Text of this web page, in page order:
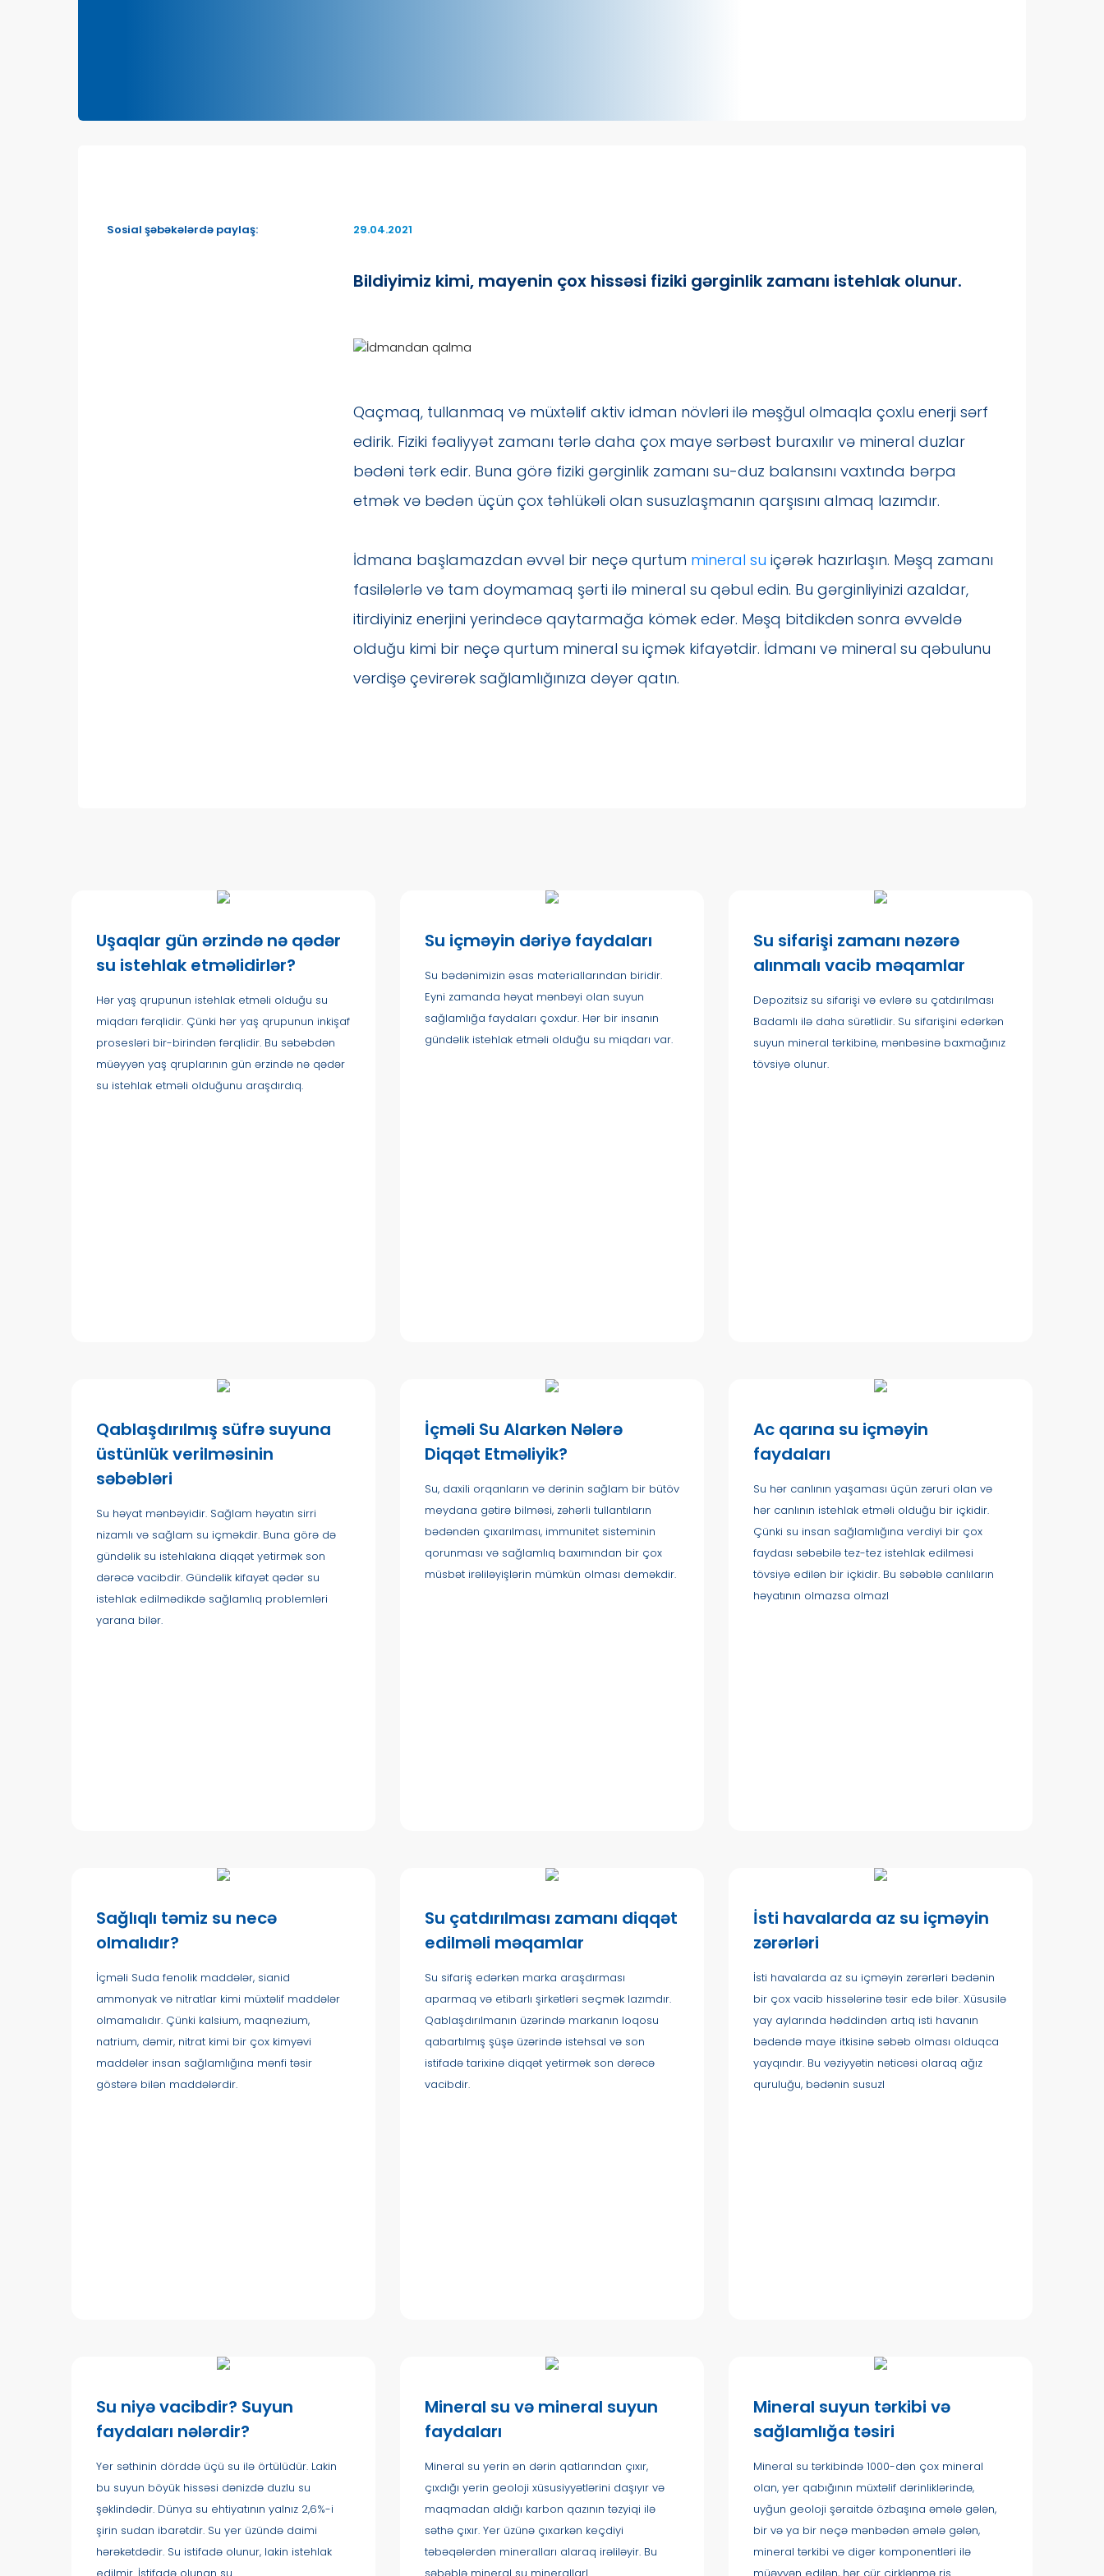
Sosial şəbəkələrdə paylaş: 29.04.2021
Bildiyimiz kimi, mayenin çox hissəsi fiziki gərginlik zamanı istehlak olunur.
Qaçmaq, tullanmaq və müxtəlif aktiv idman növləri ilə məşğul olmaqla çoxlu enerji sərf
edirik. Fiziki fəaliyyət zamanı tərlə daha çox maye sərbəst buraxılır və mineral duzlar
bədəni tərk edir. Buna görə fiziki gərginlik zamanı su-duz balansını vaxtında bərpa
etmək və bədən üçün çox təhlükəli olan susuzlaşmanın qarşısını almaq lazımdır.
İdmana başlamazdan əvvəl bir neçə qurtum mineral su içərək hazırlaşın. Məşq zamanı
fasilələrlə və tam doymamaq şərti ilə mineral su qəbul edin. Bu gərginliyinizi azaldar,
itirdiyiniz enerjini yerindəcə qaytarmağa kömək edər. Məşq bitdikdən sonra əvvəldə
olduğu kimi bir neçə qurtum mineral su içmək kifayətdir. İdmanı və mineral su qəbulunu
vərdişə çevirərək sağlamlığınıza dəyər qatın.
Uşaqlar gün ərzində nə qədər
su istehlak etməlidirlər?
Hər yaş qrupunun istehlak etməli olduğu su
miqdarı fərqlidir. Çünki hər yaş qrupunun inkişaf
prosesləri bir-birindən fərqlidir. Bu səbəbdən
müəyyən yaş qruplarının gün ərzində nə qədər
su istehlak etməli olduğunu araşdırdıq.
Su içməyin dəriyə faydaları
Su bədənimizin əsas materiallarından biridir.
Eyni zamanda həyat mənbəyi olan suyun
sağlamlığa faydaları çoxdur. Hər bir insanın
gündəlik istehlak etməli olduğu su miqdarı var.
Su sifarişi zamanı nəzərə
alınmalı vacib məqamlar
Depozitsiz su sifarişi və evlərə su çatdırılması
Badamlı ilə daha sürətlidir. Su sifarişini edərkən
suyun mineral tərkibinə, mənbəsinə baxmağınız
tövsiyə olunur.
Qablaşdırılmış süfrə suyuna
üstünlük verilməsinin
səbəbləri
Su həyat mənbəyidir. Sağlam həyatın sirri
nizamlı və sağlam su içməkdir. Buna görə də
gündəlik su istehlakına diqqət yetirmək son
dərəcə vacibdir. Gündəlik kifayət qədər su
istehlak edilmədikdə sağlamlıq problemləri
yarana bilər.
İçməli Su Alarkən Nələrə
Diqqət Etməliyik?
Su, daxili orqanların və dərinin sağlam bir bütöv
meydana gətirə bilməsi, zəhərli tullantıların
bədəndən çıxarılması, immunitet sisteminin
qorunması və sağlamlıq baxımından bir çox
müsbət irəliləyişlərin mümkün olması deməkdir.
Ac qarına su içməyin
faydaları
Su hər canlının yaşaması üçün zəruri olan və
hər canlının istehlak etməli olduğu bir içkidir.
Çünki su insan sağlamlığına verdiyi bir çox
faydası səbəbilə tez-tez istehlak edilməsi
tövsiyə edilən bir içkidir. Bu səbəblə canlıların
həyatının olmazsa olmazl
Sağlıqlı təmiz su necə
olmalıdır?
İçməli Suda fenolik maddələr, sianid
ammonyak və nitratlar kimi müxtəlif maddələr
olmamalıdır. Çünki kalsium, maqnezium,
natrium, dəmir, nitrat kimi bir çox kimyəvi
maddələr insan sağlamlığına mənfi təsir
göstərə bilən maddələrdir.
Su çatdırılması zamanı diqqət
edilməli məqamlar
Su sifariş edərkən marka araşdırması
aparmaq və etibarlı şirkətləri seçmək lazımdır.
Qablaşdırılmanın üzərində markanın loqosu
qabartılmış şüşə üzərində istehsal və son
istifadə tarixinə diqqət yetirmək son dərəcə
vacibdir.
İsti havalarda az su içməyin
zərərləri
İsti havalarda az su içməyin zərərləri bədənin
bir çox vacib hissələrinə təsir edə bilər. Xüsusilə
yay aylarında həddindən artıq isti havanın
bədəndə maye itkisinə səbəb olması olduqca
yayqındır. Bu vəziyyətin nəticəsi olaraq ağız
quruluğu, bədənin susuzl
Su niyə vacibdir? Suyun
faydaları nələrdir?
Yer səthinin dörddə üçü su ilə örtülüdür. Lakin
bu suyun böyük hissəsi dənizdə duzlu su
şəklindədir. Dünya su ehtiyatının yalnız 2,6%-i
şirin sudan ibarətdir. Su yer üzündə daimi
hərəkətdədir. Su istifadə olunur, lakin istehlak
Mineral su və mineral suyun
faydaları
Mineral su yerin ən dərin qatlarından çıxır,
çıxdığı yerin geoloji xüsusiyyətlərini daşıyır və
maqmadan aldığı karbon qazının təzyiqi ilə
səthə çıxır. Yer üzünə çıxarkən keçdiyi
təbəqələrdən mineralları alaraq irəliləyir. Bu
Mineral suyun tərkibi və
sağlamlığa təsiri
Mineral su tərkibində 1000-dən çox mineral
olan, yer qabığının müxtəlif dərinliklərində,
uyğun geoloji şəraitdə özbaşına əmələ gələn,
bir və ya bir neçə mənbədən əmələ gələn,
mineral tərkibi və digər komponentləri ilə